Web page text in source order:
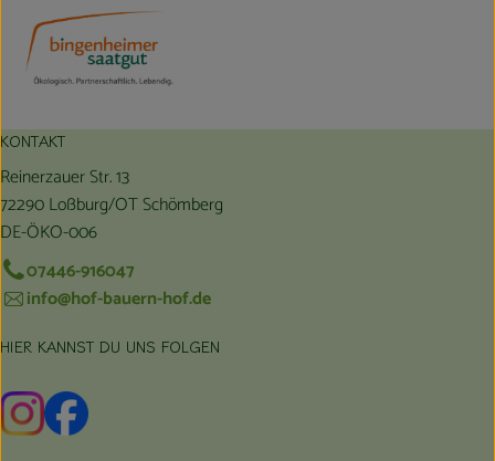
KONTAKT
Reinerzauer Str. 13
72290 Loßburg/OT Schömberg
DE-ÖKO-006
07446-916047
info@hof-bauern-hof.de
HIER KANNST DU UNS FOLGEN
Externer Link zu https://www.instagram.com/hofbauernhof/
Externer Link zu https://www.facebook.com/